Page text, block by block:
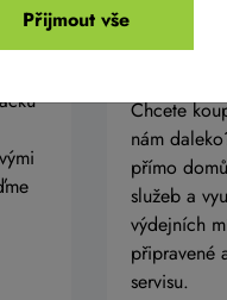
s
celé ČR
Chcete
nám
přímo
služeb a
výdejních
připravené
servisu.
Přijmout vše